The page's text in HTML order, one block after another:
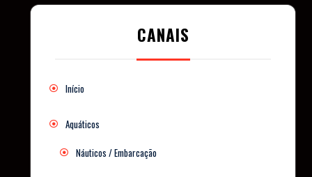
CANAIS
Início
Aquáticos
Náuticos / Embarcação